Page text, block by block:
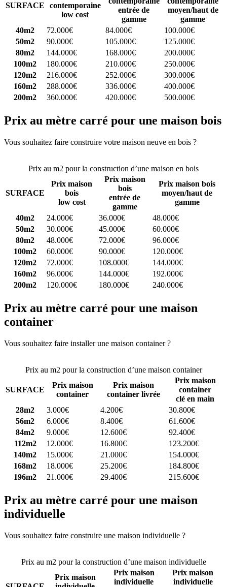
SURFACE
contemporaine
low cost
entrée de
gamme
moyen/haut de
gamme
40m2
72.000€ 84.000€
100.000€
50m2
90.000€ 105.000€
125.000€
80m2
144.000€ 168.000€
200.000€
100m2
180.000€ 210.000€
250.000€
120m2
216.000€ 252.000€
300.000€
160m2
288.000€ 336.000€
400.000€
200m2
360.000€ 420.000€ 500.000€
Prix au mètre carré pour une maison bois
Vous souhaitez faire construire votre maison neuve en bois ?
Prix au m2 pour la construction d’une maison en bois
SURFACE
Prix maison
bois
low cost
Prix maison
bois
entrée de
gamme
Prix maison bois
moyen/haut de
gamme
40m2
24.000€ 36.000€
48.000€
50m2
30.000€ 45.000€
60.000€
80m2
48.000€ 72.000€
96.000€
100m2
60.000€ 90.000€
120.000€
120m2
72.000€ 108.000€
144.000€
160m2
96.000€ 144.000€
192.000€
200m2
120.000€ 180.000€ 240.000€
Prix au mètre carré pour une maison
container
Vous souhaitez faire installer une maison container ?
Prix au m2 pour la construction d’une maison container
SURFACE
Prix maison
container
Prix maison
container livrée
Prix maison
container
clé en main
28m2
3.000€ 4.200€
30.800€
56m2
6.000€ 8.400€
61.600€
84m2
9.000€ 12.600€
92.400€
112m2
12.000€ 16.800€
123.200€
140m2
15.000€ 21.000€
154.000€
168m2
18.000€ 25.200€
184.800€
196m2
21.000€ 29.400€ 215.600€
Prix au mètre carré pour une maison
individuelle
Vous souhaitez faire construire une maison individuelle ?
Prix au m2 pour la construction d’une maison individuelle
Prix maison
Prix maison
individuelle
Prix maison
individuelle